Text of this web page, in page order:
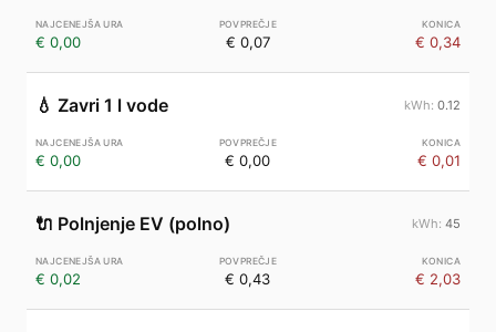
€ 0,00 € 0,07 € 0,34
💧 Zavri 1 l vode 0.12
€ 0,00 € 0,00 € 0,01
🔌 Polnjenje EV (polno) 45
€ 0,02 € 0,43 € 2,03